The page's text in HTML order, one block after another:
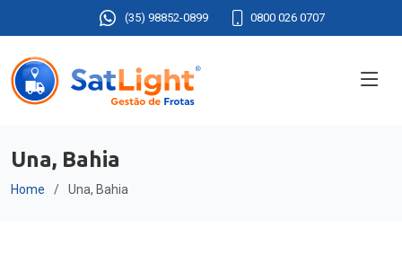
(35) 98852-0899 0800 026 0707
Una, Bahia
Home Una, Bahia